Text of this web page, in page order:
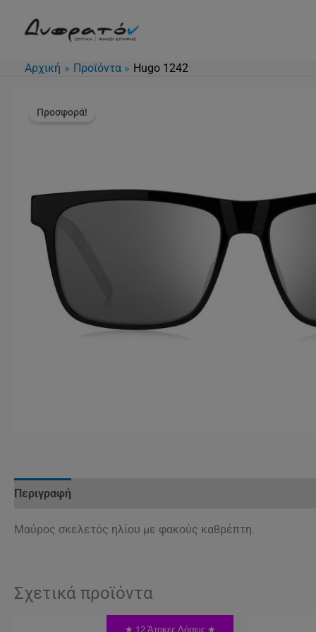
Αρχική
Προϊόντα Hugo 1242
Προσφορά!
Περιγραφή
Μαύρος σκελετός ηλίου με φακούς καθρέπτη.
Σχετικά προϊόντα
★ 12 Άτοκες Δόσεις ★